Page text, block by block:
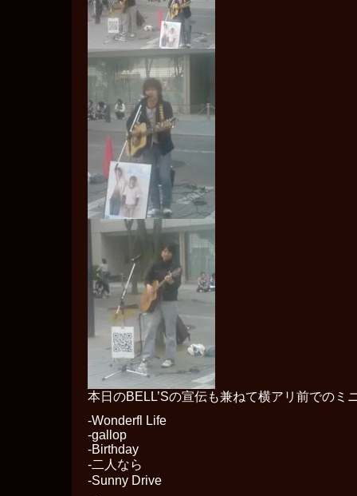
本日のBELL’Sの宣伝も兼ねて横アリ前でのミ
-Wonderfl Life
-gallop
-Birthday
-二人なら
-Sunny Drive